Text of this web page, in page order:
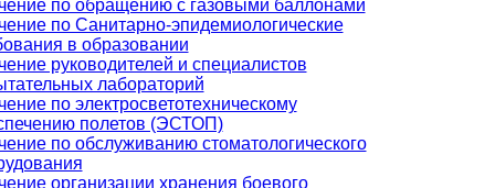
по обращению с газовыми баллонами
по Санитарно-эпидемиологические
в образовании
руководителей и специалистов
лабораторий
по электросветотехническому
полетов (ЭСТОП)
по обслуживанию стоматологического
организации хранения боевого